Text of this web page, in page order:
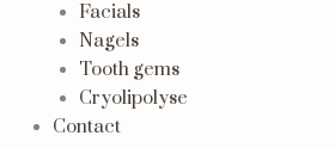
Facials
Nagels
Tooth gems
Cryolipolyse
Contact